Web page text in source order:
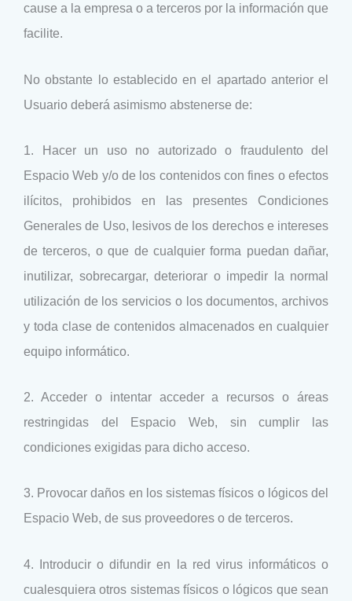
cause a la empresa o a terceros por la información que
facilite.
No obstante lo establecido en el apartado anterior el
Usuario deberá asimismo abstenerse de:
1. Hacer un uso no autorizado o fraudulento del
Espacio Web y/o de los contenidos con fines o efectos
ilícitos, prohibidos en las presentes Condiciones
Generales de Uso, lesivos de los derechos e intereses
de terceros, o que de cualquier forma puedan dañar,
inutilizar, sobrecargar, deteriorar o impedir la normal
utilización de los servicios o los documentos, archivos
y toda clase de contenidos almacenados en cualquier
equipo informático.
2. Acceder o intentar acceder a recursos o áreas
restringidas del Espacio Web, sin cumplir las
condiciones exigidas para dicho acceso.
3. Provocar daños en los sistemas físicos o lógicos del
Espacio Web, de sus proveedores o de terceros.
4. Introducir o difundir en la red virus informáticos o
cualesquiera otros sistemas físicos o lógicos que sean